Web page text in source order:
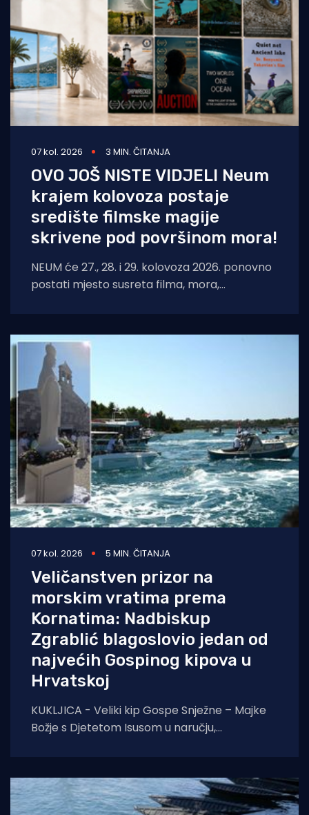
07 kol. 2026 3 MIN. ČITANJA
OVO JOŠ NISTE VIDJELI Neum
krajem kolovoza postaje
središte filmske magije
skrivene pod površinom mora!
NEUM će 27., 28. i 29. kolovoza 2026. ponovno
postati mjesto susreta filma, mora,
07 kol. 2026 5 MIN. ČITANJA
Veličanstven prizor na
morskim vratima prema
Kornatima: Nadbiskup
Zgrablić blagoslovio jedan od
najvećih Gospinog kipova u
Hrvatskoj
KUKLJICA - Veliki kip Gospe Snježne – Majke
Božje s Djetetom Isusom u naručju,